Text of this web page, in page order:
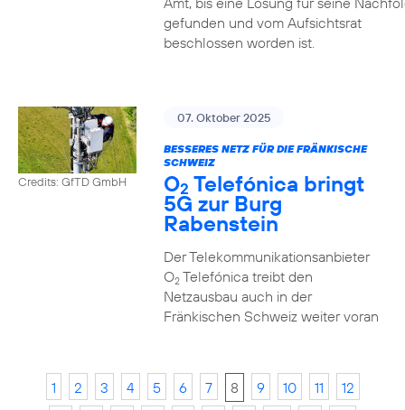
gefunden und vom Aufsichtsrat
beschlossen worden ist.
Credits: GfTD GmbH
07. Oktober 2025
BESSERES NETZ FÜR DIE FRÄNKISCHE
SCHWEIZ
O2 Telefónica bringt
5G zur Burg
Rabenstein
Der Telekommunikationsanbieter
O2Telefónica treibt den
Netzausbau auch in der
Fränkischen Schweiz weiter voran
1 2 3 4 5 6 7 8 9 10 11
12